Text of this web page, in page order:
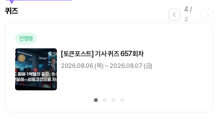
4 /
4
퀴즈
진행중
[토큰포스트] 기사 퀴즈 657회차
2026.08.06 (목) ~ 2026.08.07 (금)